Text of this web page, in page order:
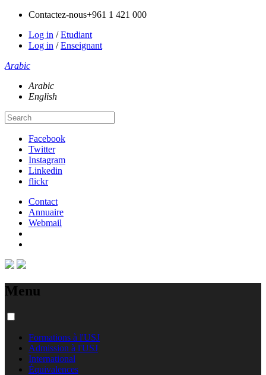
Contactez-nous+961 1 421 000
Log in /Etudiant
Log in /Enseignant
Arabic
Arabic
English
Facebook
Twitter
Instagram
Linkedin
flickr
Contact
Annuaire
Webmail
Menu
Formations à l'USJ
Admission à l'USJ
International
Équivalences